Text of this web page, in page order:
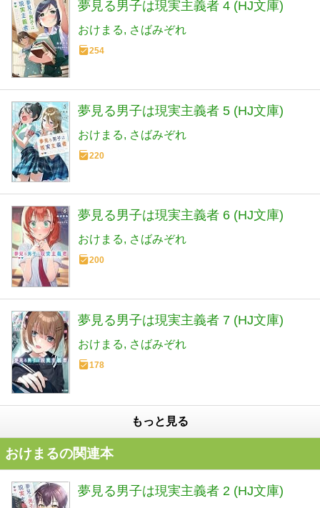
夢見る男子は現実主義者 4 (HJ文庫)
おけまる さばみぞれ
254
夢見る男子は現実主義者 5 (HJ文庫)
おけまる さばみぞれ
220
夢見る男子は現実主義者 6 (HJ文庫)
おけまる さばみぞれ
200
夢見る男子は現実主義者 7 (HJ文庫)
おけまる さばみぞれ
178
もっと見る
おけまるの関連本
夢見る男子は現実主義者 2 (HJ文庫)